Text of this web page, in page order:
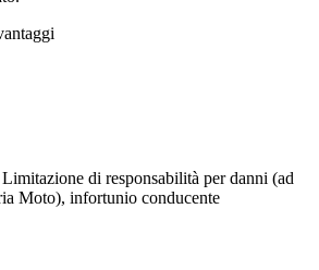
di responsabilità per danni (ad
Moto), infortunio conducente